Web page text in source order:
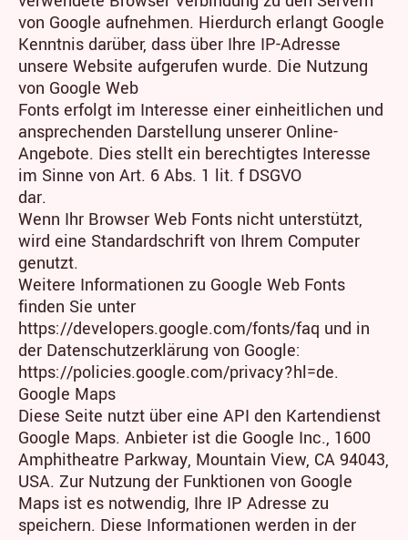
von Google aufnehmen. Hierdurch erlangt Google
Kenntnis darüber, dass über Ihre IP-Adresse
unsere Website aufgerufen wurde. Die Nutzung
von Google Web
Fonts erfolgt im Interesse einer einheitlichen und
ansprechenden Darstellung unserer Online-
Angebote. Dies stellt ein berechtigtes Interesse
im Sinne von Art. 6 Abs. 1 lit. f DSGVO
dar.
Wenn Ihr Browser Web Fonts nicht unterstützt,
wird eine Standardschrift von Ihrem Computer
genutzt.
Weitere Informationen zu Google Web Fonts
finden Sie unter
https://developers.google.com/fonts/faq und in
der Datenschutzerklärung von Google:
https://policies.google.com/privacy?hl=de.
Google Maps
Diese Seite nutzt über eine API den Kartendienst
Google Maps. Anbieter ist die Google Inc., 1600
Amphitheatre Parkway, Mountain View, CA 94043,
USA. Zur Nutzung der Funktionen von Google
Maps ist es notwendig, Ihre IP Adresse zu
speichern. Diese Informationen werden in der